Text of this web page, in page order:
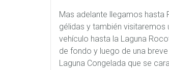
Mas adelante llegamos
gélidas y también visitaremos
vehículo hasta la Laguna
de fondo y luego de una
Laguna Congelada que se